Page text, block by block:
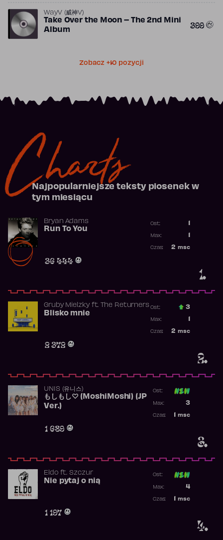
WayV (威神V)
Take Over the Moon – The 2nd Mini
Album
399
Zobacz +10 pozycji
Charts
Najpopularniejsze teksty piosenek w
tym miesiącu
1.
Bryan Adams
Run To You
36 444
Ost.:
Max:
2 msc
Czas:
2.
Gruby Mielzkyft. The Returners
Blisko mnie
2 372
Ost.: 3
Max:
2 msc
Czas:
3.
UNIS (유니스)
もしもし♡ (MoshiMoshi) (JP
Ver.)
1 689
Ost:
3
Max:
msc
Czas:
4.
Eldoft. Szczur
Nie pytaj o nią
1 197
Ost:
4
Max:
msc
Czas: